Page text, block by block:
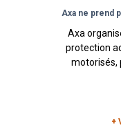
Axa ne prend
Axa
protection
motorisés,
+